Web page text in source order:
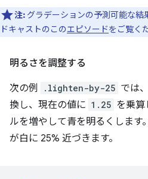
注: グラデーションの予測可能な結
ドキャストのこのエピソードをご覧く
明るさを調整する
次の例 .lighten-by-25 では
換し、現在の値に 1.25 を乗算
ルを増やして青を明るくします
が白に 25% 近づきます。